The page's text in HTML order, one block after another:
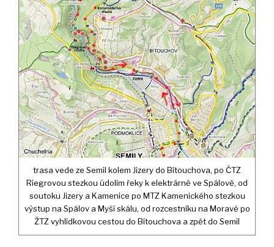
trasa vede ze Semil kolem Jizery do Bítouchova, po ČTZ
Riegrovou stezkou údolím řeky k elektrárně ve Spálově, od
soutoku Jizery a Kamenice po MTZ Kamenického stezkou
výstup na Spálov a Myší skálu, od rozcestníku na Moravě po
ŽTZ vyhlídkovou cestou do Bítouchova a zpět do Semil